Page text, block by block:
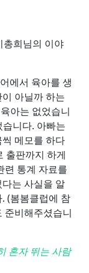
총희님의 이야
에서 육아를 생
아닐까 하는
아는 없었습니
니다. 아빠는
메모를 하다
출판까지 하게
련 통계 자료를
는 사실을 알
(봄봄클럽에 참
준비해주셨습니
혼자 뛰는 사람